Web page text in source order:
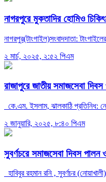
নাগরপুরে মুকতাদির হোমিও
নাগরপুর(টাংগাইল)সংবাদদাতা:
২ মার্চ, ২০২৫, ২:৫২ পিএম
রাজাপুরে জাতীয় সমাজসেবা দিবস
কে.এম. ইসলাম, ঝালকাঠি প্রতিনিধ:
২ জানুয়ারি, ২০২৫, ৮:৪০ পিএম
সুবর্ণচরে সমাজসেবা দিবস পালন
হাবিবুর রহমান রনি , সুবর্ণচর